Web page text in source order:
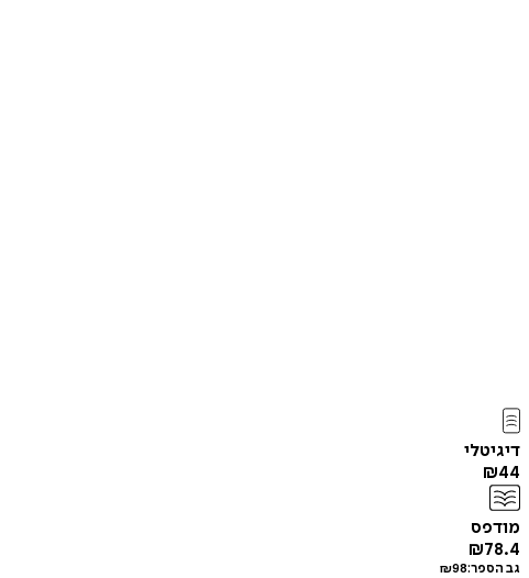
דיגיטלי
₪44
מודפס
₪78.4
גב הספר: ₪98